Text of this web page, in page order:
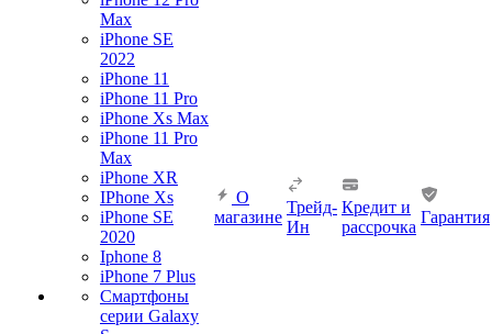
Max
iPhone SE
2022
iPhone 11
iPhone 11 Pro
iPhone Xs Max
iPhone 11 Pro
Max
iPhone XR
IPhone Xs
iPhone SE
2020
Iphone 8
iPhone 7 Plus
Смартфоны
серии Galaxy
О
магазине
Трейд-
Ин
Кредит и
рассрочка
Гарантия